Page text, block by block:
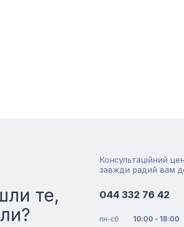
те,
Консультаційний
завжди радий вам
044 332 76 42
пн-сб
10:00 - 18:00